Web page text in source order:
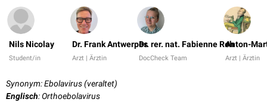
Nils Nicolay
Student/in
Dr. Frank Antwerpes
Arzt | Ärztin
Dr. rer. nat. Fabienne Reh
DocCheck Team
Anton-
Arzt | Ärztin
Synonym: Ebolavirus (veraltet)
Englisch: Orthoebolavirus